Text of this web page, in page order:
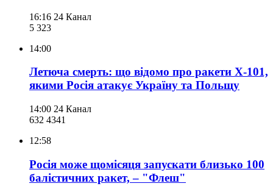
16:16 24 Канал
5 323
14:00
Летюча смерть: що відомо про ракети Х-101,
якими Росія атакує Україну та Польщу
14:00 24 Канал
632 4341
12:58
Росія може щомісяця запускати близько 100
балістичних ракет, – "Флеш"